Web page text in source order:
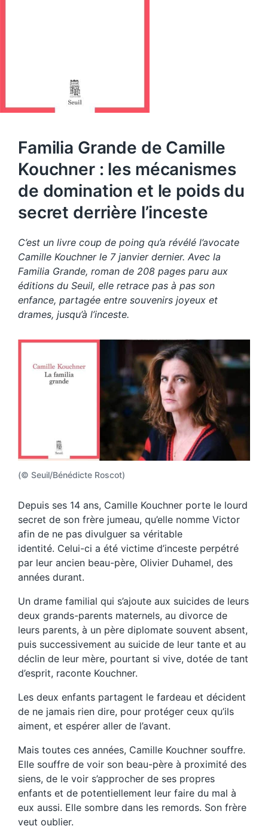
Familia Grande de Camille
Kouchner : les mécanismes
de domination et le poids du
secret derrière l’inceste
C’est un livre coup de poing qu’a révélé l’avocate
Camille Kouchner le 7 janvier dernier. Avec la
Familia Grande, roman de 208 pages paru aux
éditions du Seuil, elle retrace pas à pas son
enfance, partagée entre souvenirs joyeux et
drames, jusqu’à l’inceste.
(© Seuil/Bénédicte Roscot)
Depuis ses 14 ans, Camille Kouchner porte le lourd
secret de son frère jumeau, qu’elle nomme Victor
afin de ne pas divulguer sa véritable
identité. Celui-ci a été victime d’inceste perpétré
par leur ancien beau-père, Olivier Duhamel, des
années durant.
Un drame familial qui s’ajoute aux suicides de leurs
deux grands-parents maternels, au divorce de
leurs parents, à un père diplomate souvent absent,
puis successivement au suicide de leur tante et au
déclin de leur mère, pourtant si vive, dotée de tant
d’esprit, raconte Kouchner.
Les deux enfants partagent le fardeau et décident
de ne jamais rien dire, pour protéger ceux qu’ils
aiment, et espérer aller de l’avant.
Mais toutes ces années, Camille Kouchner souffre.
Elle souffre de voir son beau-père à proximité des
siens, de le voir s’approcher de ses propres
enfants et de potentiellement leur faire du mal à
eux aussi. Elle sombre dans les remords. Son frère
veut oublier.